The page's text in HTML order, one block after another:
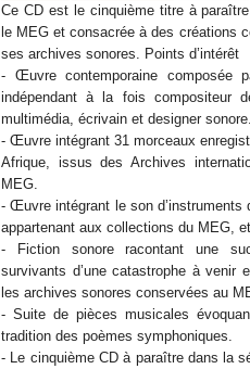
Ce CD est le cinquième titre à
le MEG et consacrée à des créations
ses archives sonores. Points d’intérêt
- Œuvre contemporaine composée
indépendant à la fois compositeur
multimédia, écrivain et designer sonore.
- Œuvre intégrant 31 morceaux
Afrique, issus des Archives
MEG.
- Œuvre intégrant le son
appartenant aux collections du MEG,
- Fiction sonore racontant une
survivants d’une catastrophe à venir
les archives sonores conservées au
- Suite de pièces musicales
tradition des poèmes symphoniques.
- Le cinquième CD à paraître dans la